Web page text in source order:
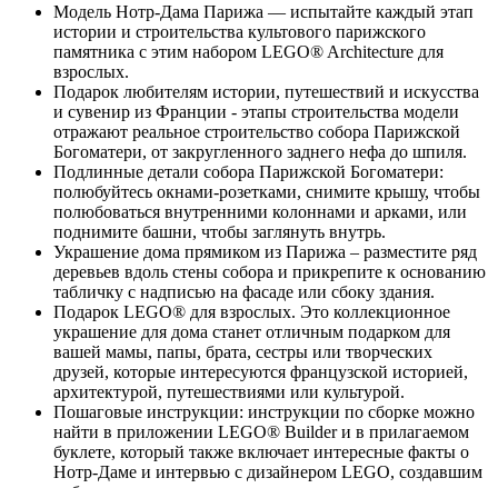
Модель Нотр-Дама Парижа — испытайте каждый этап
истории и строительства культового парижского
памятника с этим набором LEGO® Architecture для
взрослых.
Подарок любителям истории, путешествий и искусства
и сувенир из Франции - этапы строительства модели
отражают реальное строительство собора Парижской
Богоматери, от закругленного заднего нефа до шпиля.
Подлинные детали собора Парижской Богоматери:
полюбуйтесь окнами-розетками, снимите крышу, чтобы
полюбоваться внутренними колоннами и арками, или
поднимите башни, чтобы заглянуть внутрь.
Украшение дома прямиком из Парижа – разместите ряд
деревьев вдоль стены собора и прикрепите к основанию
табличку с надписью на фасаде или сбоку здания.
Подарок LEGO® для взрослых. Это коллекционное
украшение для дома станет отличным подарком для
вашей мамы, папы, брата, сестры или творческих
друзей, которые интересуются французской историей,
архитектурой, путешествиями или культурой.
Пошаговые инструкции: инструкции по сборке можно
найти в приложении LEGO® Builder и в прилагаемом
буклете, который также включает интересные факты о
Нотр-Даме и интервью с дизайнером LEGO, создавшим